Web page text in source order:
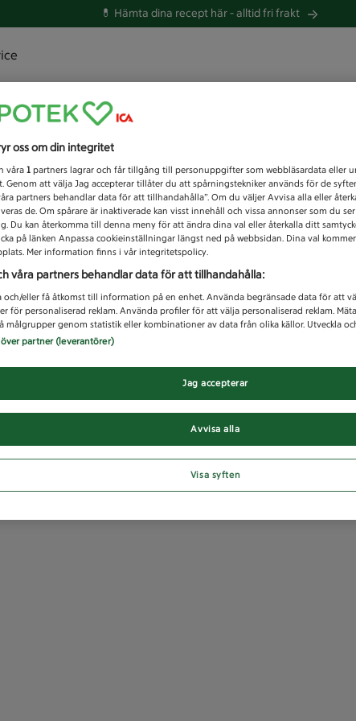
💊 Hämta dina recept här -alltid fri frakt
letar du efter idag?
Unknown
oss om din integritet
våra 1 partners lagrar och får tillgång till personuppgifter som webbläsardata eller
Genom att välja Jag accepterar tillåter du att spårningstekniker används för de
partners behandlar data för att tillhandahålla”. Om du väljer Avvisa alla eller
de. Om spårare är inaktiverade kan visst innehåll och vissa annonser som du
Du kan återkomma till denna meny för att ändra dina val eller återkalla ditt
på länken Anpassa cookieinställningar längst ned på webbsidan. Dina val
Mer information finns i vår integritetspolicy.
våra partners behandlar data för att tillhandahålla:
och/eller få åtkomst till information på en enhet. Använda begränsade data för att
för personaliserad reklam. Använda profiler för att välja personaliserad reklam.
målgrupper genom statistik eller kombinationer av data från olika källor. Utveckla
över partner (leverantörer)
Avvisa alla
Jag accepterar
Visa syften